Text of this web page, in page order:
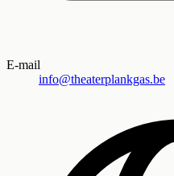
E-mail
info@theaterplankgas.be